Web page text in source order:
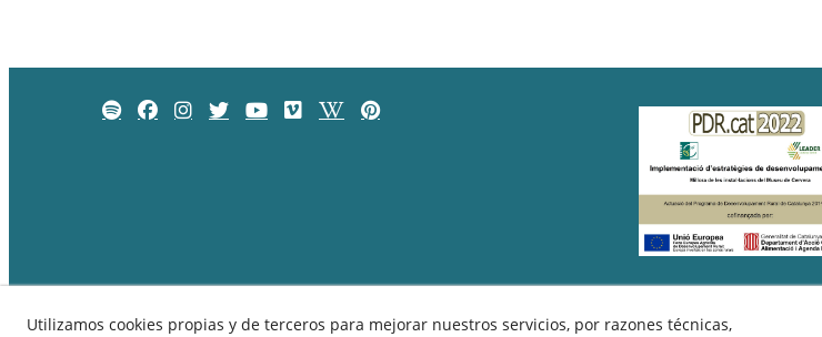
Utilizamos cookies propias y de terceros para mejorar nuestros servicios, por razones técnicas,